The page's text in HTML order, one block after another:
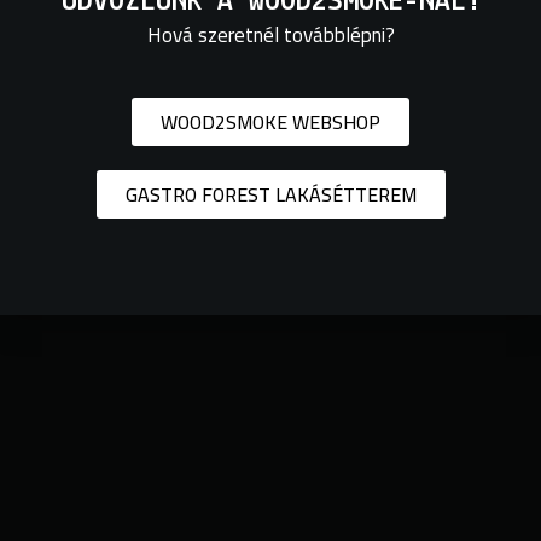
+36 30 372 38 75
Hová szeretnél továbblépni?
WOOD2SMOKE WEBSHOP
GASTRO FOREST LAKÁSÉTTEREM